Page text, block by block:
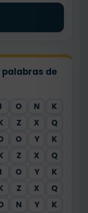
palabras de
I O N
K
Z X
Q
O Y
K
Z X
Q
I O Y
K
Z X
Q
N Y
K